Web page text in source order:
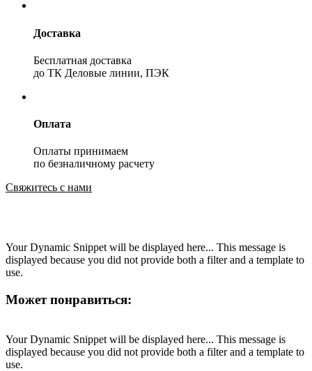
Доставка
Бесплатная доставка
до ТК Деловые линии, ПЭК
Оплата
Оплаты принимаем
по безналичному расчету
Свяжитесь с нами
Your Dynamic Snippet will be displayed here... This message is
displayed because you did not provide both a filter and a template to
use.
Может понравиться:
Your Dynamic Snippet will be displayed here... This message is
displayed because you did not provide both a filter and a template to
use.